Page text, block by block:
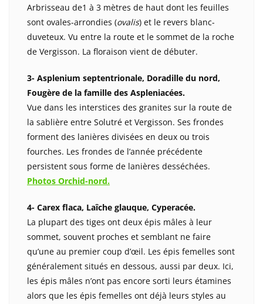
Arbrisseau de1 à 3 mètres de haut dont les feuilles
sont ovales-arrondies (ovalis) et le revers blanc-
duveteux. Vu entre la route et le sommet de la roche
de Vergisson. La floraison vient de débuter.
3- Asplenium septentrionale, Doradille du nord,
Fougère de la famille des Aspleniacées.
Vue dans les interstices des granites sur la route de
la sablière entre Solutré et Vergisson. Ses frondes
forment des lanières divisées en deux ou trois
fourches. Les frondes de l’année précédente
persistent sous forme de lanières desséchées.
Photos Orchid-nord.
4- Carex flaca, Laîche glauque, Cyperacée.
La plupart des tiges ont deux épis mâles à leur
sommet, souvent proches et semblant ne faire
qu’une au premier coup d’œil. Les épis femelles sont
généralement situés en dessous, aussi par deux. Ici,
les épis mâles n’ont pas encore sorti leurs étamines
alors que les épis femelles ont déjà leurs styles au